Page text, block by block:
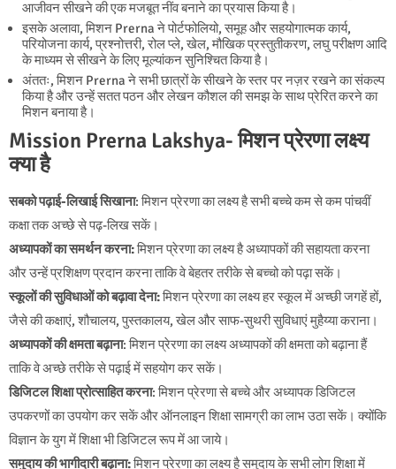
आजीवन सीखने की एक मजबूत नींव बनाने का प्रयास किया है।
इसके अलावा, मिशन Prerna ने पोर्टफोलियो, समूह और सहयोगात्मक कार्य,
परियोजना कार्य, प्रश्नोत्तरी, रोल प्ले, खेल, मौखिक प्रस्तुतीकरण, लघु परीक्षण आदि
के माध्यम से सीखने के लिए मूल्यांकन सुनिश्चित किया है।
अंततः, मिशन Prerna ने सभी छात्रों के सीखने के स्तर पर नज़र रखने का संकल्प
किया है और उन्हें सतत पठन और लेखन कौशल की समझ के साथ प्रेरित करने का
मिशन बनाया है।
Mission Prerna Lakshya- मिशन प्रेरणा लक्ष्य
क्या है
सबको पढ़ाई-लिखाई सिखाना: मिशन प्रेरणा का लक्ष्य है सभी बच्चे कम से कम पांचवीं
कक्षा तक अच्छे से पढ़-लिख सकें।
अध्यापकों का समर्थन करना:मिशन प्रेरणा का लक्ष्य है अध्यापकों की सहायता करना
और उन्हें प्रशिक्षण प्रदान करना ताकि वे बेहतर तरीके से बच्चो को पढ़ा सकें।
स्कूलों की सुविधाओं को बढ़ावा देना:मिशन प्रेरणा का लक्ष्य हर स्कूल में अच्छी जगहें हों,
जैसे की कक्षाएं, शौचालय, पुस्तकालय, खेल और साफ-सुथरी सुविधाएं मुहैय्या कराना।
अध्यापकों की क्षमता बढ़ाना: मिशन प्रेरणा का लक्ष्य अध्यापकों की क्षमता को बढ़ाना हैं
ताकि वे अच्छे तरीके से पढ़ाई में सहयोग कर सकें।
डिजिटल शिक्षा प्रोत्साहित करना: मिशन प्रेरणा से बच्चे और अध्यापक डिजिटल
उपकरणों का उपयोग कर सकें और ऑनलाइन शिक्षा सामग्री का लाभ उठा सकें। क्योंकि
विज्ञान के युग में शिक्षा भी डिजिटल रूप में आ जाये।
समुदाय की भागीदारी बढ़ाना:मिशन प्रेरणा का लक्ष्य है समुदाय के सभी लोग शिक्षा में